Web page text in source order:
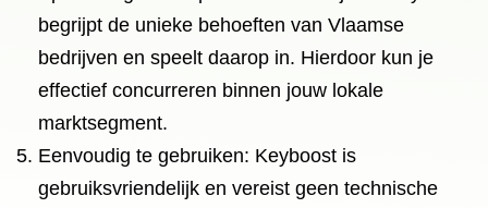
begrijpt de unieke behoeften van Vlaamse
bedrijven en speelt daarop in. Hierdoor kun je
effectief concurreren binnen jouw lokale
marktsegment.
Eenvoudig te gebruiken: Keyboost is
gebruiksvriendelijk en vereist geen technische